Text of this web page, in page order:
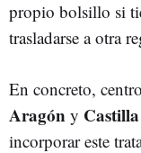
propio bolsillo si
trasladarse a otra
En concreto,
Aragón y
incorporar este